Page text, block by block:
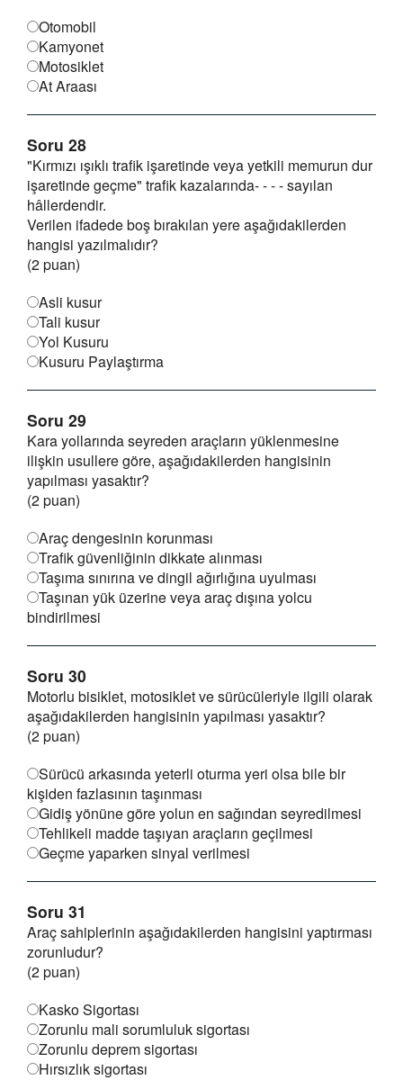
Otomobil
Kamyonet
Motosiklet
At Araası
Soru 28
"Kırmızı ışıklı trafik işaretinde veya yetkili memurun dur
işaretinde geçme" trafik kazalarında- - - - sayılan
hâllerdendir.
Verilen ifadede boş bırakılan yere aşağıdakilerden
hangisi yazılmalıdır?
(2 puan)
Asli kusur
Tali kusur
Yol Kusuru
Kusuru Paylaştırma
Soru 29
Kara yollarında seyreden araçların yüklenmesine
ilişkin usullere göre, aşağıdakilerden hangisinin
yapılması yasaktır?
(2 puan)
Araç dengesinin korunması
Trafik güvenliğinin dikkate alınması
Taşıma sınırına ve dingil ağırlığına uyulması
Taşınan yük üzerine veya araç dışına yolcu
bindirilmesi
Soru 30
Motorlu bisiklet, motosiklet ve sürücüleriyle ilgili olarak
aşağıdakilerden hangisinin yapılması yasaktır?
(2 puan)
Sürücü arkasında yeterli oturma yeri olsa bile bir
kişiden fazlasının taşınması
Gidiş yönüne göre yolun en sağından seyredilmesi
Tehlikeli madde taşıyan araçların geçilmesi
Geçme yaparken sinyal verilmesi
Soru 31
Araç sahiplerinin aşağıdakilerden hangisini yaptırması
zorunludur?
(2 puan)
Kasko Sigortası
Zorunlu mali sorumluluk sigortası
Zorunlu deprem sigortası
Hırsızlık sigortası